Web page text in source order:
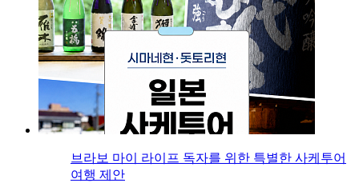
브라보 마이 라이프 독자를 위한 특별한 사케투어
여행 제안